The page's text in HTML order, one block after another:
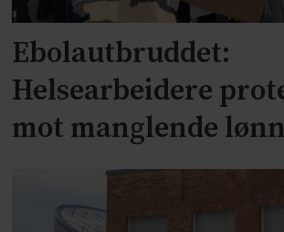
Ebolautbruddet:
Helsearbeidere
mot manglende lønn